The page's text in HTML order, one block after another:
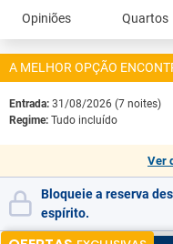
Opiniões Quartos
A MELHOR OPÇÃO
Entrada: 31/08/2026 (7 noites)
Regime: Tudo incluído
Ver
Bloqueie a reserva
espírito.